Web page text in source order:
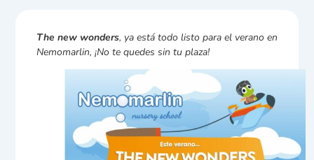
The new wonders, ya está todo listo para el verano en
Nemomarlin, ¡No te quedes sin tu plaza!